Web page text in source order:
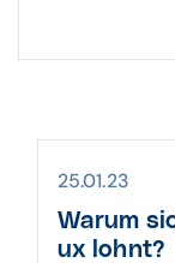
25.01.23
Warum
ux lohnt?